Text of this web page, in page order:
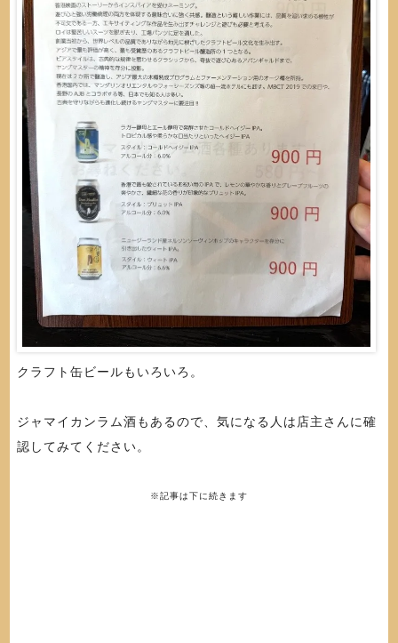
クラフト缶ビールもいろいろ。
ジャマイカンラム酒もあるので、気になる人は店主さんに確
認してみてください。
※記事は下に続きます